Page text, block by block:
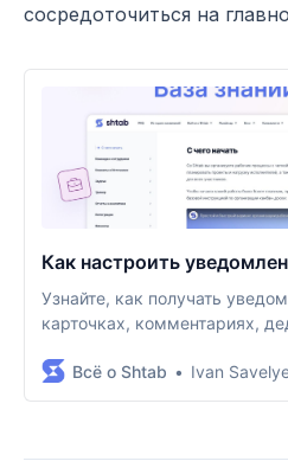
сосредоточиться на
Как настроить
Узнайте, как получать
карточках, комментариях,
Всё о Shtab Ivan